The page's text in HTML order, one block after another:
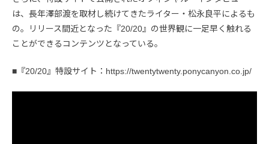
は、長年澤部渡を取材し続けてきたライター・松永良平によるも
の。リリース間近となった『20/20』の世界観に一足早く触れる
ことができるコンテンツとなっている。
■『20/20』特設サイト：https://twentytwenty.ponycanyon.co.jp/